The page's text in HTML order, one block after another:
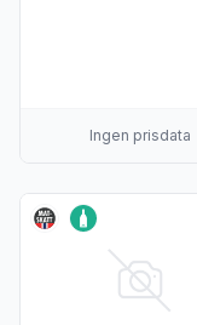
Ingen prisdata
Vis flere detaljer